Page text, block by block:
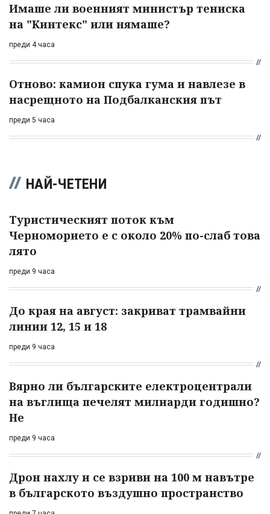
Имаше ли военният министър тениска
на "Кинтекс" или нямаше?
преди 4 часа
Отново: камион спука гума и навлезе в
насрещното на Подбалканския път
преди 5 часа
НАЙ-ЧЕТЕНИ
Туристическият поток към
Черноморието е с около 20% по-слаб това
лято
преди 9 часа
До края на август: закриват трамвайни
линии 12, 15 и 18
преди 9 часа
Вярно ли българските електроцентрали
на въглища печелят милиарди годишно?
Не
преди 9 часа
Дрон нахлу и се взриви на 100 м навътре
в българското въздушно пространство